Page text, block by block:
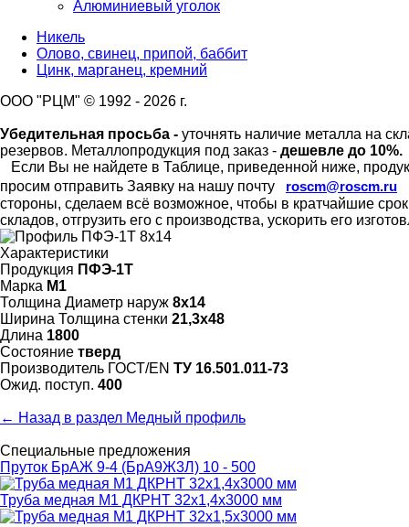
Алюминиевый уголок
Никель
Олово, свинец, припой, баббит
Цинк, марганец, кремний
ООО "РЦМ" © 1992 - 2026 г.
Убедительная просьба - уточнять наличие металла на
резервов. Металлопродукция под заказ - дешевле до 10%.
Если Вы не найдете в Таблице, приведенной ниже,
просим отправить Заявку на нашу почту
roscm@roscm.ru
стороны, сделаем всё возможное, чтобы в кратчайшие
складов, отгрузить его с производства, ускорить его
Характеристики
Продукция ПФЭ-1Т
Марка М1
Толщина Диаметр наруж 8х14
Ширина Толщина стенки 21,3х48
Длина 1800
Состояние тверд
Произво­дитель ГОСТ/EN ТУ 16.501.011-73
Ожид. поступ. 400
← Назад в раздел Медный профиль
Специальные предложения
Пруток БрАЖ 9-4 (БрА9Ж3Л) 10 - 500
Труба медная М1 ДКРНТ 32х1,4х3000 мм